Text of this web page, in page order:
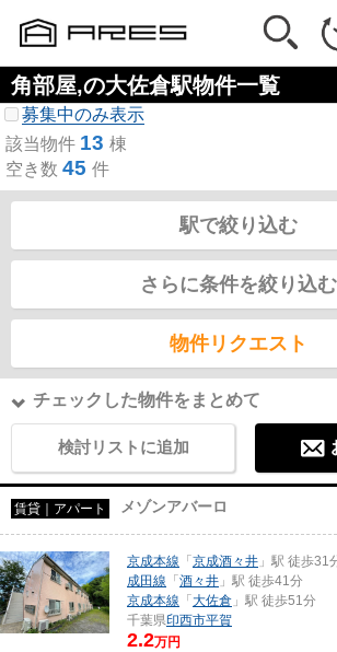
角部屋,の大佐倉駅物件一覧
募集中のみ表示
該当物件 13 棟
空き数 45 件
駅で絞り込む
さらに条件を絞り込む
物件リクエスト
チェックした物件をまとめて
検討リストに追加
賃貸｜アパート メゾンアバーロ
京成本線 「京成酒々井 」駅 徒歩31
成田線 「酒々井 」駅 徒歩41分
京成本線 「大佐倉 」駅 徒歩51分
千葉県印西市平賀
2.2万円